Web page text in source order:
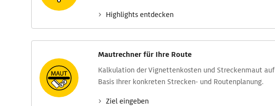
Highlights entdecken
Mautrechner für Ihre Route
Kalkulation der Vignettenkosten und Streckenmaut auf
Basis Ihrer konkreten Strecken- und Routenplanung.
Ziel eingeben